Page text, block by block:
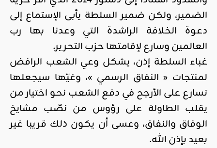
الضمير، ولكن ضمير السلطة يأبى الإستماع إلى
دعوة الخلافة الراشدة التي وعدنا بها رب
العالمين وسارع لإقامتها حزب التحرير.
غباء السلطة إذن، يشكل وعي الشعب الرافض
لمنتجات « النفاق الرسمي »، وغيّها سيجعلها
تسارع على الأرجح في دفع الشعب نحو اختيار من
يقلب الطاولة على رؤوس من نصّب مشايخ
الوفاق والنفاق، وعسى أن يكون ذلك قريبا غير
بعيد بإذن الله.